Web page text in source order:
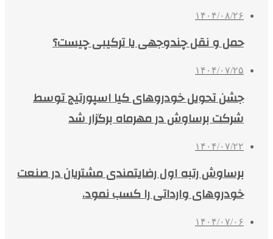
۱۴۰۴/۰۸/۲۶
حمل و نقل چندوجهی یا ترکیبی چیست؟
۱۴۰۴/۰۷/۲۵
جشن تحویل خودروهای کیا اسپورتیج توسط
شرکت برساوش در مهرماه برگزار شد
۱۴۰۴/۰۷/۲۲
برساوش رتبه اول رضایتمندی مشتریان در صنعت
خودروهای وارداتی را کسب نمود.
۱۴۰۴/۰۷/۰۶